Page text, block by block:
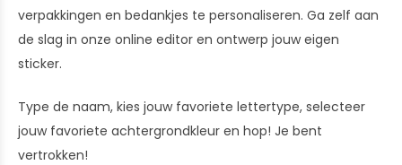
verpakkingen en bedankjes te personaliseren. Ga zelf aan
de slag in onze online editor en ontwerp jouw eigen
sticker.
Type de naam, kies jouw favoriete lettertype, selecteer
jouw favoriete achtergrondkleur en hop! Je bent
vertrokken!